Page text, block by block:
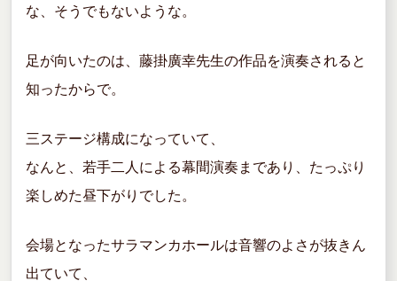
な、そうでもないような。
足が向いたのは、藤掛廣幸先生の作品を演奏されると
知ったからで。
三ステージ構成になっていて、
なんと、若手二人による幕間演奏まであり、たっぷり
楽しめた昼下がりでした。
会場となったサラマンカホールは音響のよさが抜きん
出ていて、